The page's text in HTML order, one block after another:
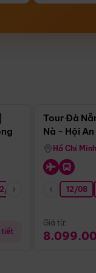
08 26/08 05/09
tiết
Tour Đà
Nà - Hội
Động
Hồ Chí Minh
12/08
Giá từ: